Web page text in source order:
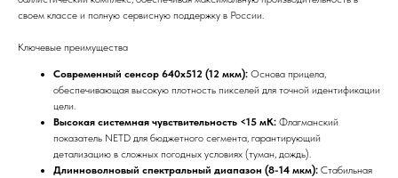
своем классе и полную сервисную поддержку в России.
Ключевые преимущества
Современный сенсор 640x512 (12 мкм): Основа прицела,
обеспечивающая высокую плотность пикселей для точной идентификации
цели.
Высокая системная чувствительность <15 мК: Флагманский
показатель NETD для бюджетного сегмента, гарантирующий
детализацию в сложных погодных условиях (туман, дождь).
Длинноволновый спектральный диапазон (8-14 мкм): Стабильная